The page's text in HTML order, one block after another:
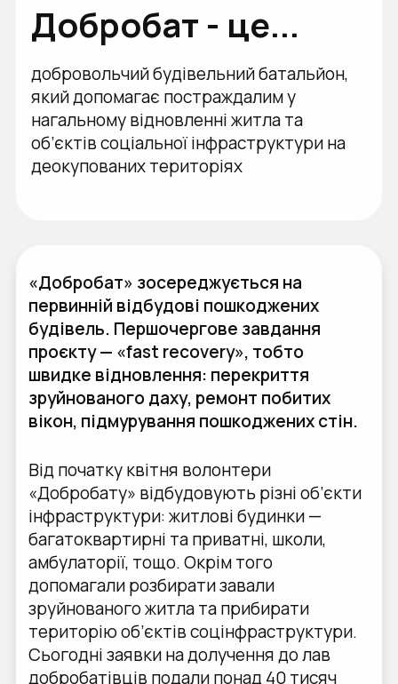
Добробат - це...
добровольчий будівельний батальйон,
який допомагає постраждалим у
нагальному відновленні житла та
об’єктів соціальної інфраструктури на
деокупованих територіях
«Добробат» зосереджується на
первинній відбудові пошкоджених
будівель. Першочергове завдання
проєкту — «fast recovery», тобто
швидке відновлення: перекриття
зруйнованого даху, ремонт побитих
вікон, підмурування пошкоджених стін.
Від початку квітня волонтери
«Добробату» відбудовують різні об’єкти
інфраструктури: житлові будинки —
багатоквартирні та приватні, школи,
амбулаторії, тощо. Окрім того
допомагали розбирати завали
зруйнованого житла та прибирати
територію об’єктів соцінфраструктури.
Сьогодні заявки на долучення до лав
добробатівців подали понад 40 тисяч